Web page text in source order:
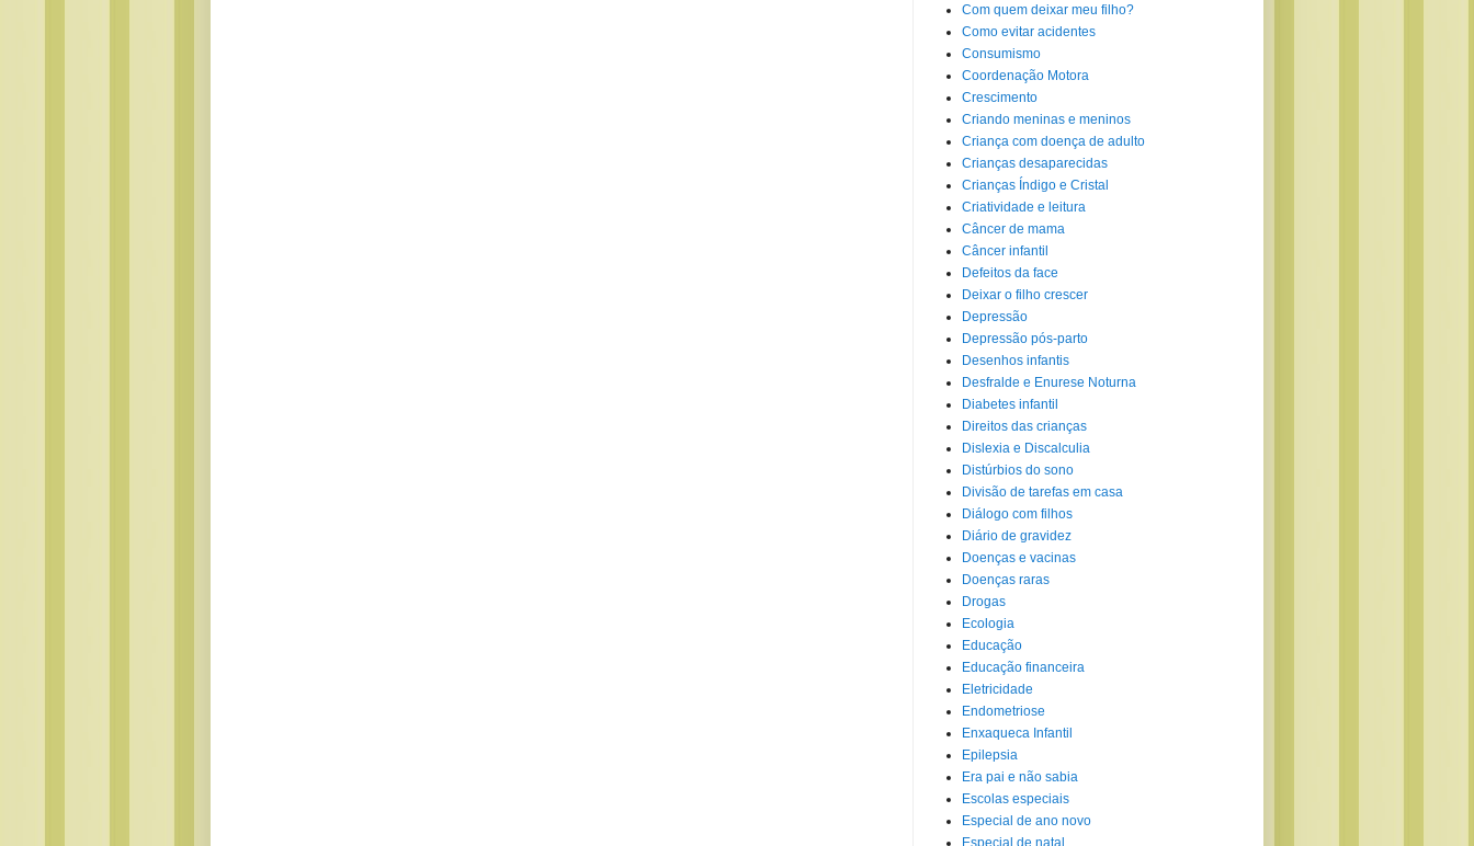
Com quem deixar meu filho?
Como evitar acidentes
Consumismo
Coordenação Motora
Crescimento
Criando meninas e meninos
Criança com doença de adulto
Crianças desaparecidas
Crianças Índigo e Cristal
Criatividade e leitura
Câncer de mama
Câncer infantil
Defeitos da face
Deixar o filho crescer
Depressão
Depressão pós-parto
Desenhos infantis
Desfralde e Enurese Noturna
Diabetes infantil
Direitos das crianças
Dislexia e Discalculia
Distúrbios do sono
Divisão de tarefas em casa
Diálogo com filhos
Diário de gravidez
Doenças e vacinas
Doenças raras
Drogas
Ecologia
Educação
Educação financeira
Eletricidade
Endometriose
Enxaqueca Infantil
Epilepsia
Era pai e não sabia
Escolas especiais
Especial de ano novo
Especial de natal